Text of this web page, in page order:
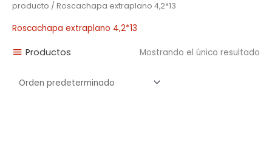
producto / Roscachapa extraplano 4,2*13
Roscachapa extraplano 4,2*13
Productos Mostrando el único resultado